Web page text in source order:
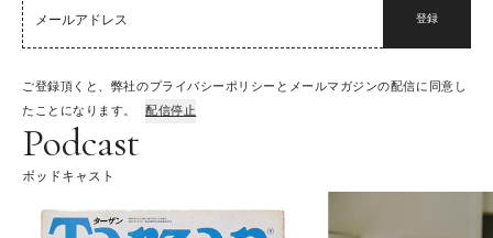
登録
ご登録頂くと、弊社のプライバシーポリシーとメールマガジンの配信に同意し
たことになります。
配信停止
Podcast
ポッドキャスト